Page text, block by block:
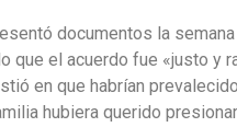
documentos la
que el acuerdo fue «justo y
en que habrían
hubiera querido